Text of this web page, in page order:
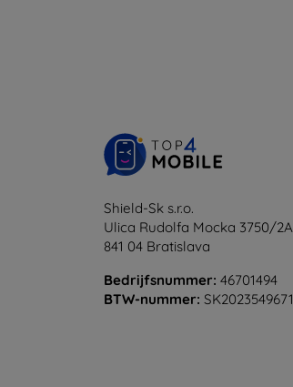
Shield-Sk s.r.o.
Ulica Rudolfa Mocka 3750/2A
841 04 Bratislava
Bedrijfsnummer: 46701494
BTW-nummer: SK2023549671